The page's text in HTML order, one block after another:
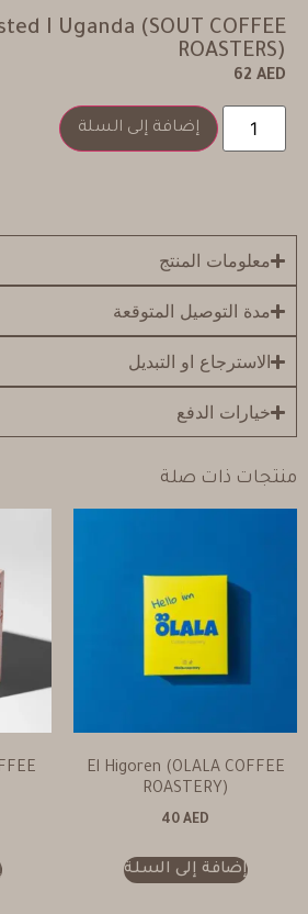
I Uganda (SOUT COFFEE
ROASTERS)
62 AED
إضافة إلى السلة
معلومات المنتج
مدة التوصيل المتوقعة
الاسترجاع او التبديل
خيارات الدفع
منتجات ذات صلة
El Higoren (OLALA COFFEE
ROASTERY)
40 AED
إضافة إلى السلة